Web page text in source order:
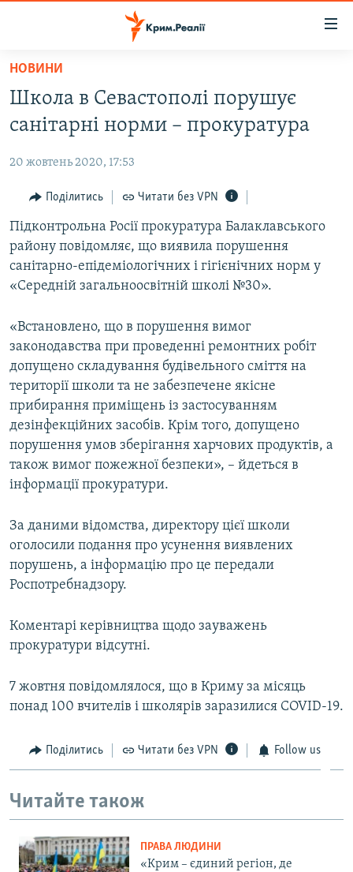
Перейти
основного
матеріалу
до
навігації
Перейти
до
пошуку
ВІДЕО ТА ФОТО
ПОЛІТИКА
БЛОГИ
ПОГЛЯД
ІНТЕРВ'Ю
ВСЕ ЗА ДЕНЬ
ВІДЕОУРОКИ «ELIFBE»
СВІДЧЕННЯ ОКУПАЦІЇ
УКРАЇНСЬКА ПРОБЛЕМА КРИМУ
ІНФОГРАФІКА
ЯК ОБІЙТИ БЛОКУВАННЯ
Русский
Qırımtatar
ДОЛУЧАЙСЯ!
Усі сайти RFE/RL
НОВИНИ
Школа в Севастополі порушує
санітарні норми – прокуратура
20 жовтень 2020, 17:53
Поділитись Читати без VPN
Підконтрольна Росії прокуратура Балаклавського
району повідомляє, що виявила порушення
санітарно-епідеміологічних і гігієнічних норм у
«Середній загальноосвітній школі №30».
«Встановлено, що в порушення вимог
законодавства при проведенні ремонтних робіт
допущено складування будівельного сміття на
території школи та не забезпечене якісне
прибирання приміщень із застосуванням
дезінфекційних засобів. Крім того, допущено
порушення умов зберігання харчових продуктів, а
також вимог пожежної безпеки», – йдеться в
інформації прокуратури.
За даними відомства, директору цієї школи
оголосили подання про усунення виявлених
порушень, а інформацію про це передали
Роспотребнадзору.
Коментарі керівництва щодо зауважень
прокуратури відсутні.
7 жовтня повідомлялося, що в Криму за місяць
понад 100 вчителів і школярів заразилися COVID-19.
Поділитись Читати без VPN Follow us
Читайте також
ПРАВА ЛЮДИНИ
«Крим – єдиний регіон, де